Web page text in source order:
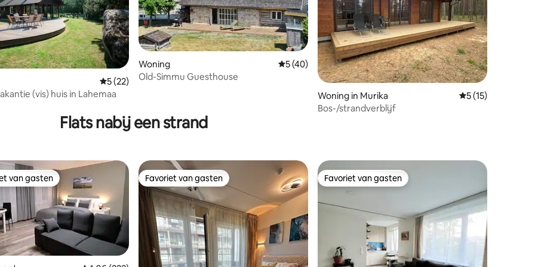
van 4,92 uit 5, 48 recensiesGemiddelde beoordeling van 5 uit 5, 22 recensies
5 (22)
(vis) huis in Lahemaa
Woning Gemiddelde beoordeling van 5 uit 5, 40 recensies
5 (40)
Old-Simmu Guesthouse
Woning in Murika Gemiddelde
5 (15)
Bos-/strandverblijf
Flats nabij een strand
van gasten
van gasten Favoriet van gasten
Favoriet van gasten Favoriet van gasten
Favoriet van gasten